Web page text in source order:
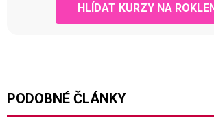
HLÍDAT KURZY NA
PODOBNÉ ČLÁNKY